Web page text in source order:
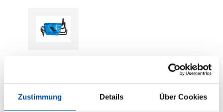
Zustimmung Details Über Cookies